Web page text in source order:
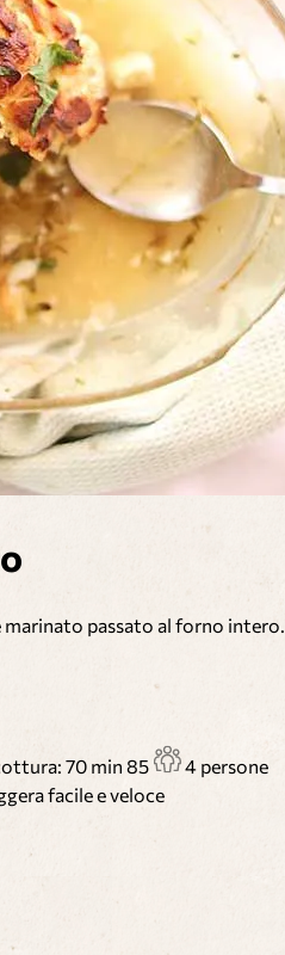
passato al forno intero.
70 min 85
4 persone
facile e veloce